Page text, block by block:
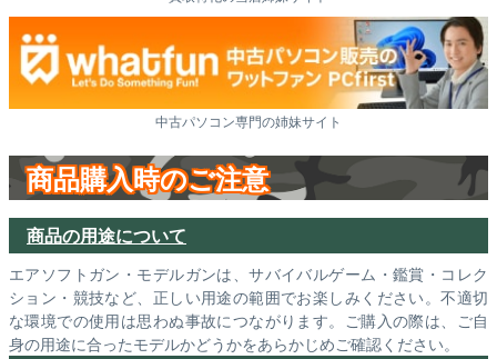
中古パソコン専門の姉妹サイト
商品購入時のご注意
商品の用途について
エアソフトガン・モデルガンは、サバイバルゲーム・鑑賞・コレク
ション・競技など、正しい用途の範囲でお楽しみください。不適切
な環境での使用は思わぬ事故につながります。ご購入の際は、ご自
身の用途に合ったモデルかどうかをあらかじめご確認ください。